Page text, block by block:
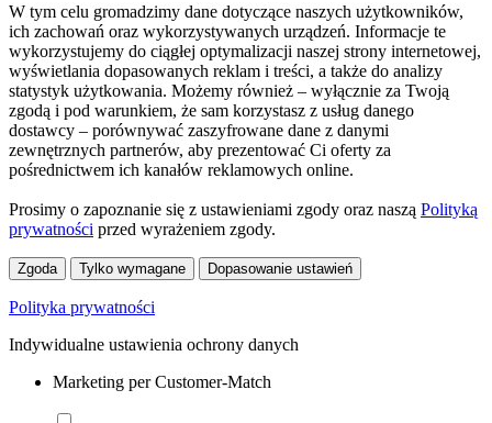
W tym celu gromadzimy dane dotyczące naszych użytkowników,
ich zachowań oraz wykorzystywanych urządzeń. Informacje te
wykorzystujemy do ciągłej optymalizacji naszej strony internetowej,
wyświetlania dopasowanych reklam i treści, a także do analizy
statystyk użytkowania. Możemy również – wyłącznie za Twoją
zgodą i pod warunkiem, że sam korzystasz z usług danego
dostawcy – porównywać zaszyfrowane dane z danymi
zewnętrznych partnerów, aby prezentować Ci oferty za
pośrednictwem ich kanałów reklamowych online.
Prosimy o zapoznanie się z ustawieniami zgody oraz naszą Polityką
prywatności przed wyrażeniem zgody.
Zgoda Tylko wymagane Dopasowanie ustawień
Polityka prywatności
Indywidualne ustawienia ochrony danych
Marketing per Customer-Match